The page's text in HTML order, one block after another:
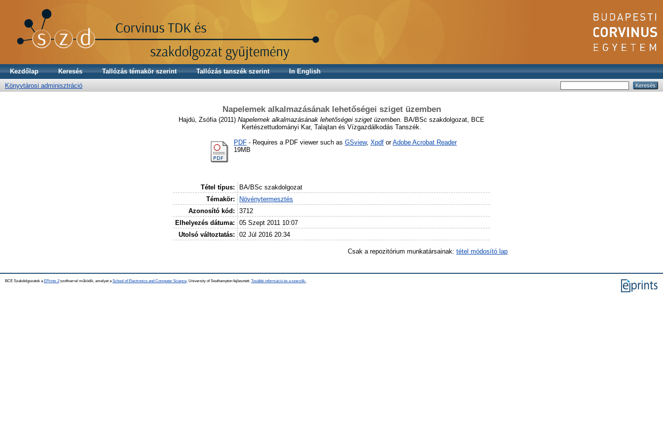
Kezdőlap Keresés Tallózás témakör szerint Tallózás tanszék szerint
In English
Könyvtárosi adminisztráció
Napelemek alkalmazásának lehetőségei sziget üzemben
Hajdú, Zsófia (2011) Napelemek alkalmazásának lehetőségei sziget üzemben.
BA/BSc szakdolgozat, BCE
Kertészettudományi Kar, Talajtan és Vízgazdálkodás Tanszék.
PDF - Requires a PDF viewer such as GSview, Xpdf orAdobe Acrobat Reader
19MB
Tétel típus:
BA/BSc szakdolgozat
Témakör:
Növénytermesztés
Azonosító kód:
3712
Elhelyezés dátuma:
05 Szept 2011 10:07
Utolsó változtatás:
02 Júl 2016 20:34
Csak a repozitórium munkatársainak: tétel módosító lap
BCE Szakdolgozatok a EPrints 3szoftverrel működik, amelyet a School of Electronics and Computer Science, University of Southampton fejlesztett. További információ és a szerzők.